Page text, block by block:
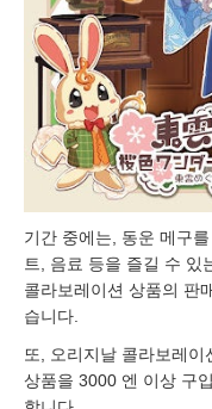
기간 중에는, 동운 메구
트, 음료 등을 즐길 수 있
콜라보레이션 상품의 판
습니다.
또, 오리지날 콜라보레
상품을 3000 엔 이상 구